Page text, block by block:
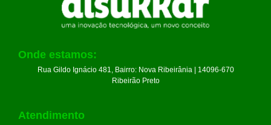
Onde estamos:
Rua Gildo Ignácio 481, Bairro: Nova Ribeirânia | 14096-670
Ribeirão Preto
Atendimento